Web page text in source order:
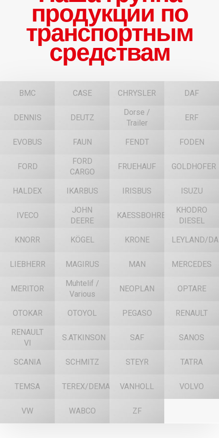
продукции по
транспортным
средствам
BMC CASE CHRYSLER DAF
DENNIS DEUTZ
Dorse /
Trailer
ERF
EVOBUS FAUN FENDT FODEN
FORD
FORD
CARGO
FRUEHAUF GOLDHOFER
HALDEX IKARBUS IRISBUS ISUZU
IVECO
JOHN
DEERE
KAESSBOHRER
KHODRO
DIESEL
KNORR KÖGEL KRONE LEYLAND/
LIEBHERR MAGIRUS MAN MERCEDES
MERITOR
Muhtelif /
Various
NEOPLAN OPTARE
OTOKAR OTOYOL PEGASO RENAULT
RENAULT
VI
S.ATKINSON SAF SANOS
SCANIA SCHMITZ STEYR TATRA
TEMSA TEREX/DEMAG VANHOLL VOLVO
VW WABCO ZF